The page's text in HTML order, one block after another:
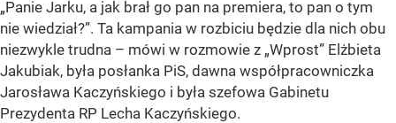
„Panie Jarku, a jak brał go pan na premiera, to pan o tym
nie wiedział?”. Ta kampania w rozbiciu będzie dla nich obu
niezwykle trudna – mówi w rozmowie z „Wprost” Elżbieta
Jakubiak, była posłanka PiS, dawna współpracowniczka
Jarosława Kaczyńskiego i była szefowa Gabinetu
Prezydenta RP Lecha Kaczyńskiego.